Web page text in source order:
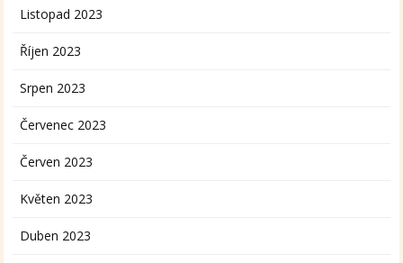
Listopad 2023
Říjen 2023
Srpen 2023
Červenec 2023
Červen 2023
Květen 2023
Duben 2023